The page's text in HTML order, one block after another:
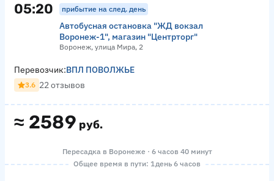
05:20 прибытие на след. день
Автобусная остановка "ЖД вокзал
Воронеж-1", магазин "Центрторг"
Воронеж, улица Мира, 2
≈ 2589 руб.
Перевозчик:ВПЛ ПОВОЛЖЬЕ
3.6 22 отзывов
Пересадка в Воронеже · 6 часов 40 минут
Общее время в пути: 1 день 6 часов